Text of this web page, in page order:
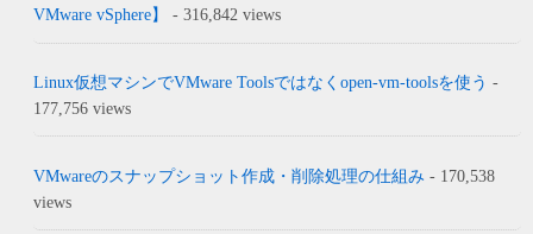
VMware vSphere】
- 316,842 views
Linux仮想マシンでVMware Toolsではなくopen-vm-toolsを使う -
177,756 views
VMwareのスナップショット作成・削除処理の仕組み - 170,538
views